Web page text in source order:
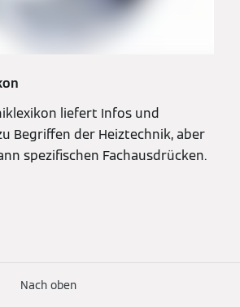
liefert Infos und
Begriffen der Heiztechnik, aber
spezifischen Fachausdrücken.
Nach oben